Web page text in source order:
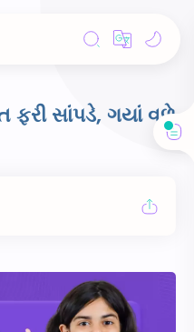
ફરી સાંપડે, ગયાં વળે